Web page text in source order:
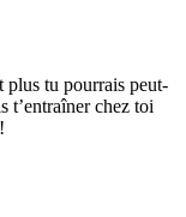
plus tu pourrais peut-
t’entraîner chez toi